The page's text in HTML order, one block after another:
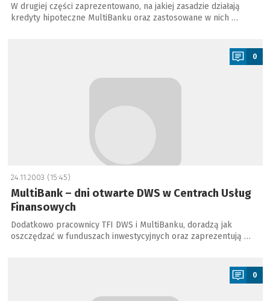
W drugiej części zaprezentowano, na jakiej zasadzie działają
kredyty hipoteczne MultiBanku oraz zastosowane w nich …
0
24.11.2003 (15:45)
MultiBank – dni otwarte DWS w Centrach Usług
Finansowych
Dodatkowo pracownicy TFI DWS i MultiBanku, doradzą jak
oszczędzać w funduszach inwestycyjnych oraz zaprezentują …
0